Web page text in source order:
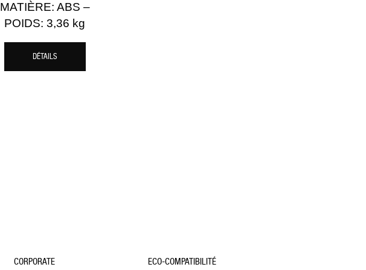
MATIÈRE: ABS –
POIDS: 3,36 kg
DÉTAILS
CORPORATE ECO-COMPATIBILITÉ